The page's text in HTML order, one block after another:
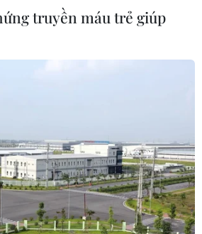
báo tiến hành bay
truyền máu trẻ giúp